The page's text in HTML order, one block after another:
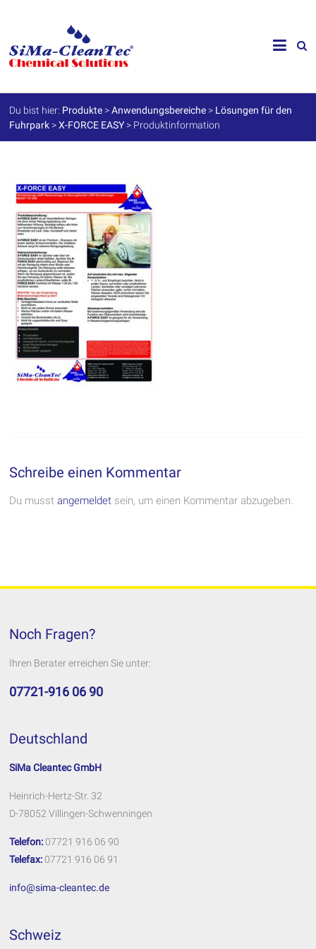
SiMa-
Cleantec
GmbH
Spezialprodukte
für
Du bist hier: Produkte >Anwendungsbereiche > Lösungen für den
Fuhrpark >X-FORCE EASY > Produktinformation
Schreibe einen Kommentar
Du musstangemeldet sein, um einen Kommentar abzugeben.
Noch Fragen?
Ihren Berater erreichen Sie unter:
07721-916 06 90
Deutschland
SiMa Cleantec GmbH
Heinrich-Hertz-Str. 32
D-78052 Villingen-Schwenningen
Telefon: 07721 916 06 90
Telefax: 07721 916 06 91
info@sima-cleantec.de
Schweiz